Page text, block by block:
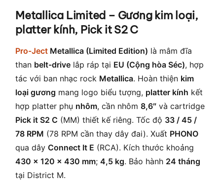
Metallica Limited – Gương kim loại,
platter kính, Pick it S2 C
Pro-Ject Metallica (Limited Edition) là mâm đĩa
than belt-drive lắp ráp tại EU (Cộng hòa Séc), hợp
tác với ban nhạc rock Metallica. Hoàn thiện kim
loại gương mang logo biểu tượng, platter kính kết
hợp platter phụ nhôm, cần nhôm 8,6″ và cartridge
Pick it S2 C (MM) thiết kế riêng. Tốc độ 33 / 45 /
78 RPM (78 RPM cần thay dây đai). Xuất PHONO
qua dây Connect It E (RCA). Kích thước khoảng
430 × 120 × 430 mm; 4,5 kg. Bảo hành 24 tháng
tại District M.